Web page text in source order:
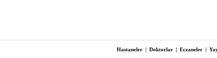
Hastaneler | Doktorlar | Eczaneler |